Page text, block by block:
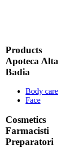
Products
Apoteca Alta
Badia
Body care
Face
Cosmetics
Farmacisti
Preparatori